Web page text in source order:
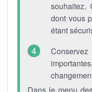
souhaitez.
dont vous
étant